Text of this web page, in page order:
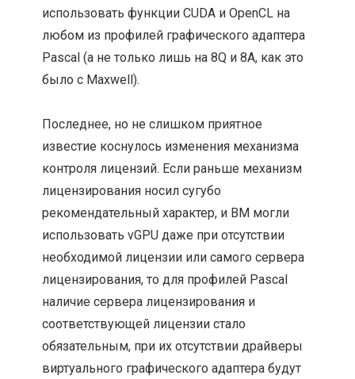
использовать функции CUDA и OpenCL на
любом из профилей графического адаптера
Pascal (а не только лишь на 8Q и 8A, как это
было с Maxwell).
Последнее, но не слишком приятное
известие коснулось изменения механизма
контроля лицензий. Если раньше механизм
лицензирования носил сугубо
рекомендательный характер, и ВМ могли
использовать vGPU даже при отсутствии
необходимой лицензии или самого сервера
лицензирования, то для профилей Pascal
наличие сервера лицензирования и
соответствующей лицензии стало
обязательным, при их отсутствии драйверы
виртуального графического адаптера будут